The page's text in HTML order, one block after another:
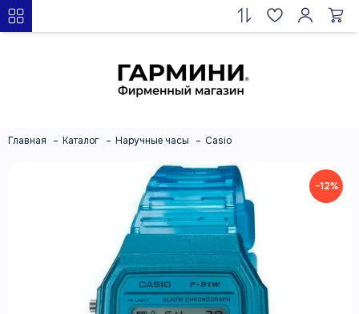
Главная Каталог Наручные часы Casio
−12%